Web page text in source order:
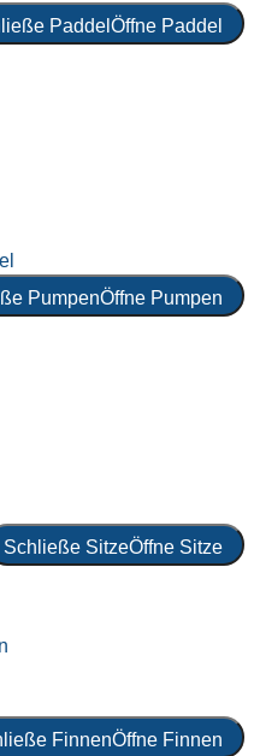
Paddel Öffne Paddel
PumpenÖffne Pumpen
Schließe SitzeÖffne Sitze
FinnenÖffne Finnen